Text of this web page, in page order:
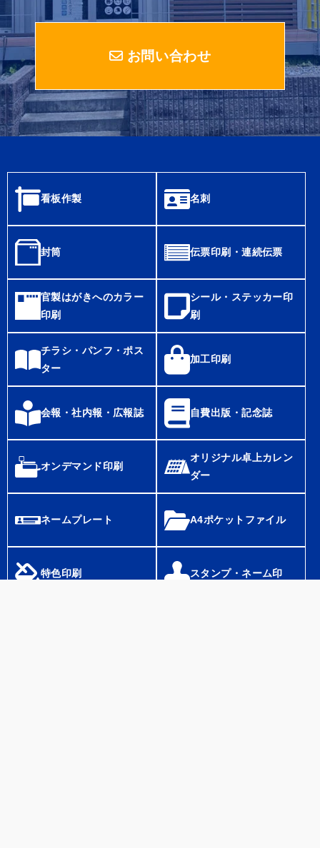
お問い合わせ
看板作製 名刺
封筒 伝票印刷・連続伝票
官製はがきへのカラー
印刷
シール・ステッカー印
刷
チラシ・パンフ・ポス
ター
加工印刷
会報・社内報・広報誌 自費出版・記念誌
オンデマンド印刷
オリジナル卓上カレン
ダー
ネームプレート A4ポケットファイル
特色印刷 スタンプ・ネーム印